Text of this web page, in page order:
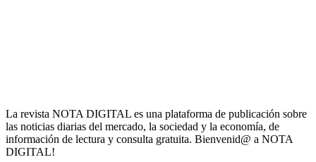
La revista NOTA DIGITAL es una plataforma de publicación sobre
las noticias diarias del mercado, la sociedad y la economía, de
información de lectura y consulta gratuita. Bienvenid@ a NOTA
DIGITAL!